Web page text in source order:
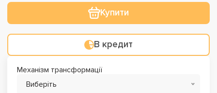
Купити
В кредит
Механізм трансформації
Виберіть